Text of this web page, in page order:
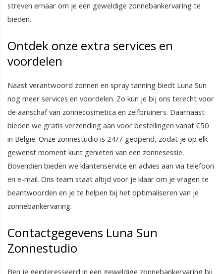
streven ernaar om je een geweldige zonnebankervaring te
bieden.
Ontdek onze extra services en
voordelen
Naast verantwoord zonnen en spray tanning biedt Luna Sun
nog meer services en voordelen. Zo kun je bij ons terecht voor
de aanschaf van zonnecosmetica en zelfbruiners. Daarnaast
bieden we gratis verzending aan voor bestellingen vanaf €50
in België. Onze zonnestudio is 24/7 geopend, zodat je op elk
gewenst moment kunt genieten van een zonnesessie.
Bovendien bieden we klantenservice en advies aan via telefoon
en e-mail. Ons team staat altijd voor je klaar om je vragen te
beantwoorden en je te helpen bij het optimaliseren van je
zonnebankervaring.
Contactgegevens Luna Sun
Zonnestudio
Ben je geïnteresseerd in een geweldige zonnebankervaring bij